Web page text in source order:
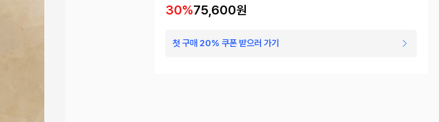
30%75,600원
첫 구매 20% 쿠폰 받으러 가기